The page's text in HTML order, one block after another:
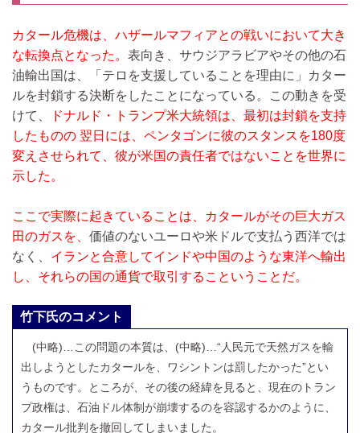
カタール危機は、ハザールマフィアとの戦いにおいて大き
な転換点となった。 表向き、サウジアラビアやその他の石
油輸出国は、「テロを支援していることを理由に」カター
ルを封鎖する決断をしたことになっている。この動きを受
けて、
ドナルド・トランプ米大統領は、最初は封鎖を支持
したものの 翌日には、ペンタゴンに彼のスタンスを180度
変えさせられて、彼が米国の責任者ではないことを世界に
示した。
ここで実際に起きていることは、カタールがその巨大ガス
田のガスを、 価値のないユーロや米ドルで支払う西洋では
なく、 イランと合意してインドや中国のような東洋へ輸出
し、それらの国の通貨で取引するこということだ。
竹下氏のコメント
(中略)… この問題の本質は、 (中略)… “人民元で天然ガスを輸
出しようとしたカタールを、ワシントンは罰したかった”とい
うものです。ところが、その後の経緯を見ると、現在のトラン
プ政権は、石油ドル体制が崩壊するのを容認するかのように、
カタール批判を撤回してしまいました。